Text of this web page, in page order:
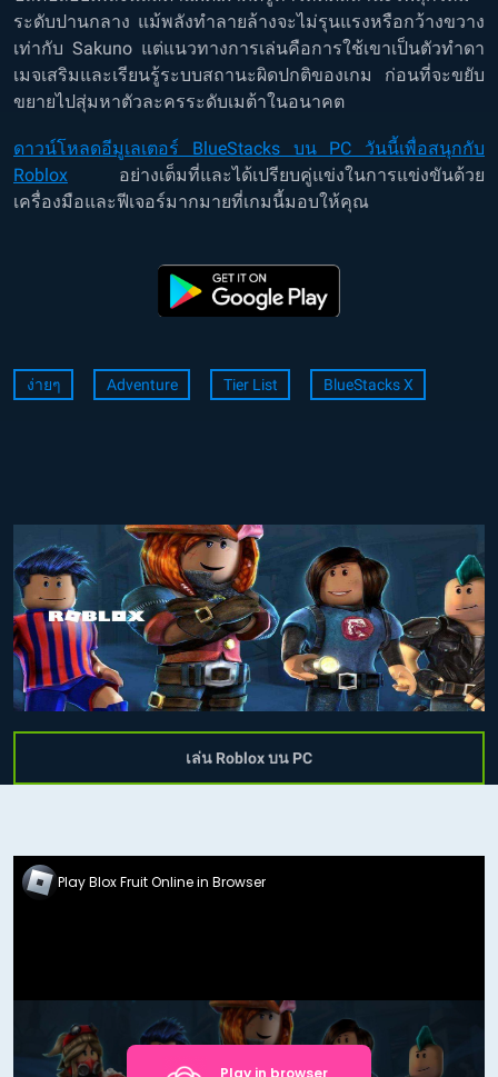
ระดับปานกลาง แม้พลังทำลายล้างจะไม่รุนแรงหรือกว้างขวาง
เท่ากับ Sakuno แต่แนวทางการเล่นคือการใช้เขาเป็นตัวทำดา
เมจเสริมและเรียนรู้ระบบสถานะผิดปกติของเกม ก่อนที่จะขยับ
ขยายไปสุ่มหาตัวละครระดับเมต้าในอนาคต
ดาวน์โหลดอีมูเลเตอร์ BlueStacks บน PC วันนี้เพื่อสนุกกับ
Roblox อย่างเต็มที่และได้เปรียบคู่แข่งในการแข่งขันด้วย
เครื่องมือและฟีเจอร์มากมายที่เกมนี้มอบให้คุณ
ง่ายๆ Adventure Tier List BlueStacks X
เล่น Roblox บน PC